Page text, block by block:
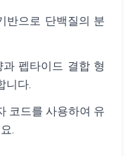
반으로 단백질의 분
펩타이드 결합 형
니다.
코드를 사용하여 유
.